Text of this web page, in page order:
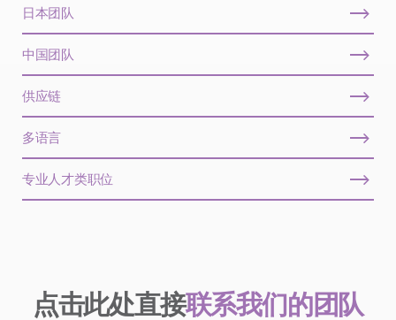
日本团队
中国团队
供应链
多语言
专业人才类职位
点击此处直接联系我们的团队